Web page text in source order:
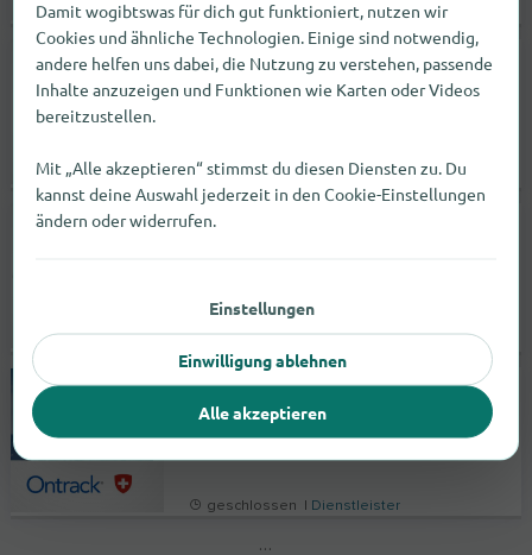
geöffnet bis 19:00 |Dienstleister
expert Soest
geöffnet bis 19:00 | Dienstleister
expert Bening Wilhelmshaven
Ontrack Datenrettung in Bern
geschlossen | Dienstleister
…
Damit wogibtswas für dich gut funktioniert, nutzen wir
Cookies und ähnliche Technologien. Einige sind notwendig,
andere helfen uns dabei, die Nutzung zu verstehen, passende
Inhalte anzuzeigen und Funktionen wie Karten oder Videos
bereitzustellen.
Mit „Alle akzeptieren“ stimmst du diesen Diensten zu. Du
kannst deine Auswahl jederzeit in den Cookie-Einstellungen
ändern oder widerrufen.
Einstellungen
Einwilligung ablehnen
Alle akzeptieren